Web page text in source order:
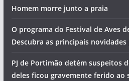
Homem morre junto a praia
O programa do Festival de Aves
Descubra as principais novidades
PJ de Portimão detém suspeitos
deles ficou gravemente ferido ao